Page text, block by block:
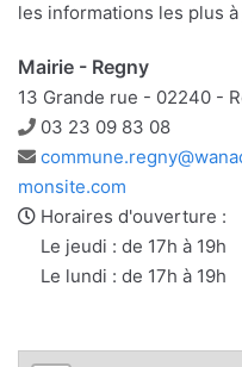
les informations les plus à
Mairie - Regny
13 Grande rue - 02240 -
Téléphone
03 23 09 83 08
Adresse
e-
mail
monsite.com
Horaires d'ouverture :
Le jeudi : de 17h à 19h
Le lundi : de 17h à 19h